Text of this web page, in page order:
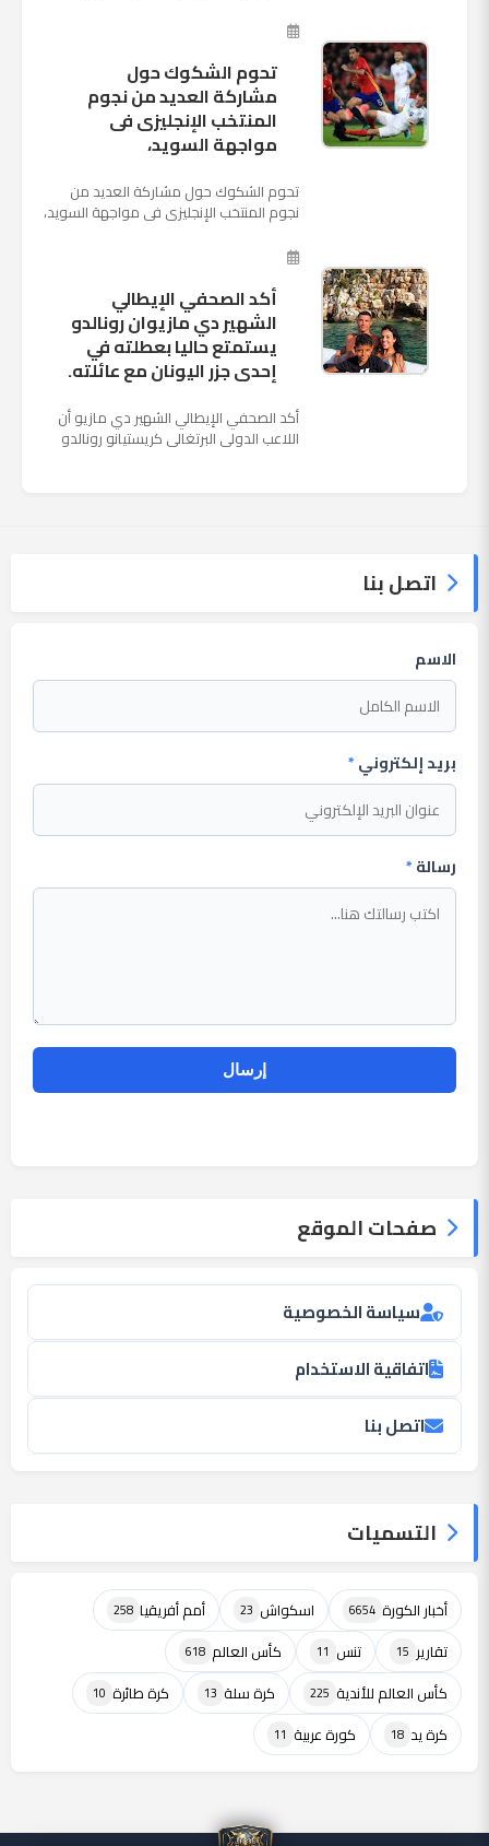
وأنه سيستم...
تحوم الشكوك حول
مشاركة العديد من نجوم
المنتخب الإنجليزى فى
مواجهة السويد،
تحوم الشكوك حول مشاركة العديد من
نجوم المنتخب الإنجليزى فى مواجهة السويد،
ملعب "كوزموس آ...
أكد الصحفي الإيطالي
الشهير دي مازيوان رونالدو
يستمتع حاليا بعطلته في
إحدى جزر اليونان مع عائلته.
أكد الصحفي الإيطالي الشهير دي مازيو أن
اللاعب الدولي البرتغالي كريستيانو رونالدو
اتصل بنا
الاسم
بريد إلكتروني*
رسالة*
صفحات الموقع
سياسة الخصوصية
اتفاقية الاستخدام
اتصل بنا
التسميات
أخبار الكورة 6654 اسكواش 23 أمم أفريقيا 258
تقارير 15 تنس 11 كأس العالم 618
كأس العالم للأندية 225 كرة سلة 13 كرة طائرة 10
كرة يد 18 كورة عربية 11